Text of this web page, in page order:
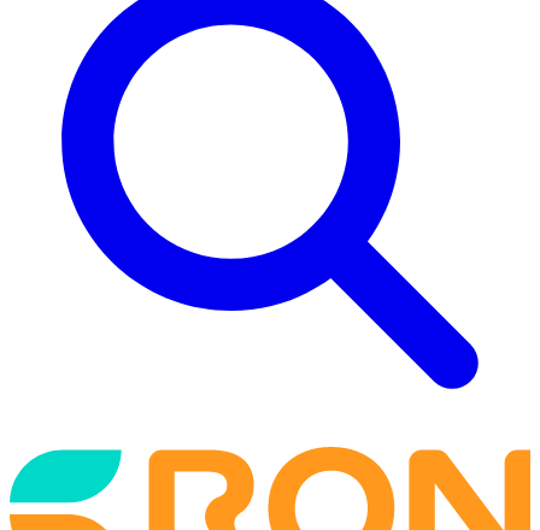
Back
to
frontpage